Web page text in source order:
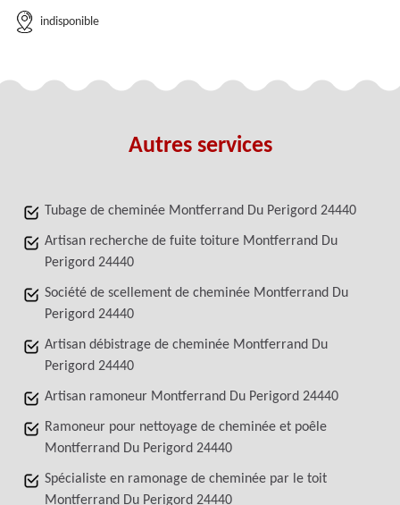
indisponible
Autres services
Tubage de cheminée Montferrand Du Perigord 24440
Artisan recherche de fuite toiture Montferrand Du
Perigord 24440
Société de scellement de cheminée Montferrand Du
Perigord 24440
Artisan débistrage de cheminée Montferrand Du
Perigord 24440
Artisan ramoneur Montferrand Du Perigord 24440
Ramoneur pour nettoyage de cheminée et poêle
Montferrand Du Perigord 24440
Spécialiste en ramonage de cheminée par le toit
Montferrand Du Perigord 24440